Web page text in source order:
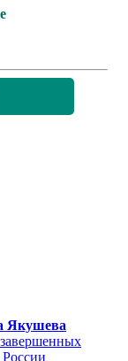
Якушева
России